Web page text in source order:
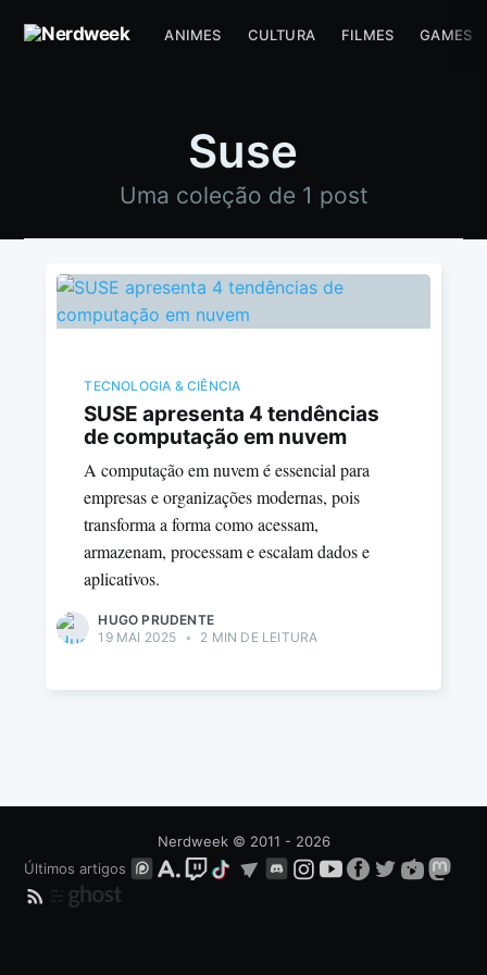
ANIMES CULTURA FILMES GAMES
Suse
Uma coleção de 1 post
TECNOLOGIA & CIÊNCIA
SUSE apresenta 4 tendências
de computação em nuvem
A computação em nuvem é essencial para
empresas e organizações modernas, pois
transforma a forma como acessam,
armazenam, processam e escalam dados e
aplicativos.
HUGO PRUDENTE
19 MAI 2025 • 2 MIN DE LEITURA
Nerdweek© 2011 - 2026
Últimos artigos